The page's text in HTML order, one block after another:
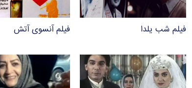
فیلم شب یلدا فیلم آنسوی آتش